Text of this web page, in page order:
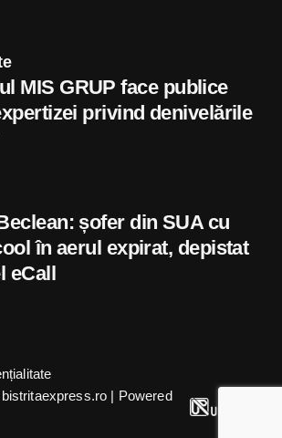
MIS GRUP face publice
privind denivelările
șofer din SUA cu
în aerul expirat, depistat
eCall
| Powered